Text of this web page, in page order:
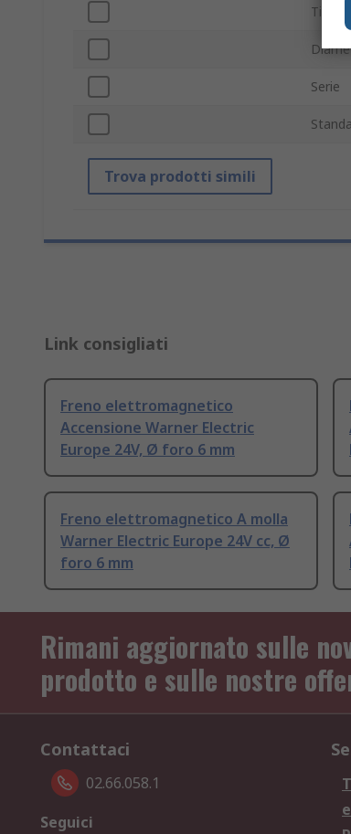
Tipo
Serie
Trova prodotti simili
Link consigliati
Freno elettromagnetico
Accensione Warner Electric
Europe 24V, Ø foro 6 mm
Freno elettromagnetico A molla
Warner Electric Europe 24V cc, Ø
foro 6 mm
Rimani aggiornato sulle
prodotto e sulle nostre
Contattaci
02.66.058.1
Seguici